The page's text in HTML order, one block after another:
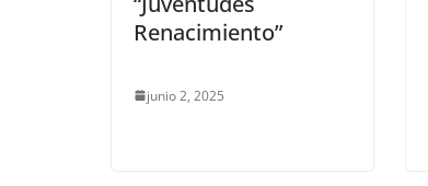
Renacimiento”
junio 2, 2025